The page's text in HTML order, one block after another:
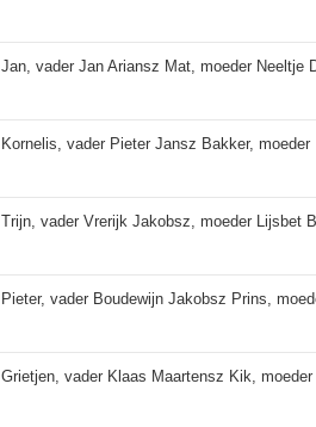
Jan, vader Jan Ariansz Mat, moeder Neeltje
Kornelis, vader Pieter Jansz Bakker, moeder
Trijn, vader Vrerijk Jakobsz, moeder Lijsbet
Pieter, vader Boudewijn Jakobsz Prins,
Grietjen, vader Klaas Maartensz Kik,